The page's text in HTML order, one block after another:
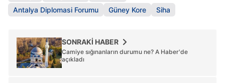
Antalya Diplomasi Forumu
Güney Kore Siha
SONRAKİ HABER
Camiye sığınanların durumu ne? A Haber'de
açıkladı